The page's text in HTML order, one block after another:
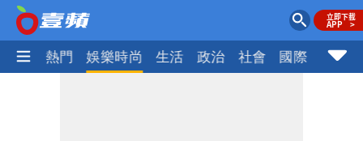
焦點 熱門 娛樂時尚 生活 政治 社會 國際 財經